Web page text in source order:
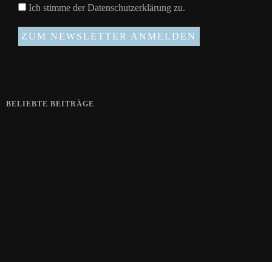
Ich stimme derDatenschutzerklärung zu.
BELIEBTE BEITRÄGE